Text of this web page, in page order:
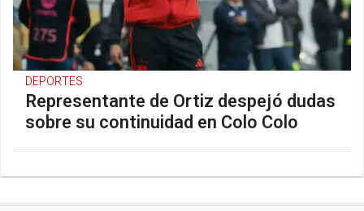
DEPORTES
Representante de Ortiz despejó dudas
sobre su continuidad en Colo Colo